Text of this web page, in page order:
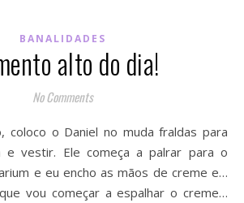
BANALIDADES
alto do dia!
No Comments
e vestir. Ele começa a palrar para o
e eu encho as mãos de creme e…
vou começar a espalhar o creme…